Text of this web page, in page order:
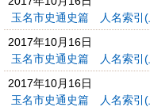
玉名市史通史篇 人名索引(
2017年10月16日
玉名市史通史篇 人名索引(
2017年10月16日
玉名市史通史篇 人名索引(